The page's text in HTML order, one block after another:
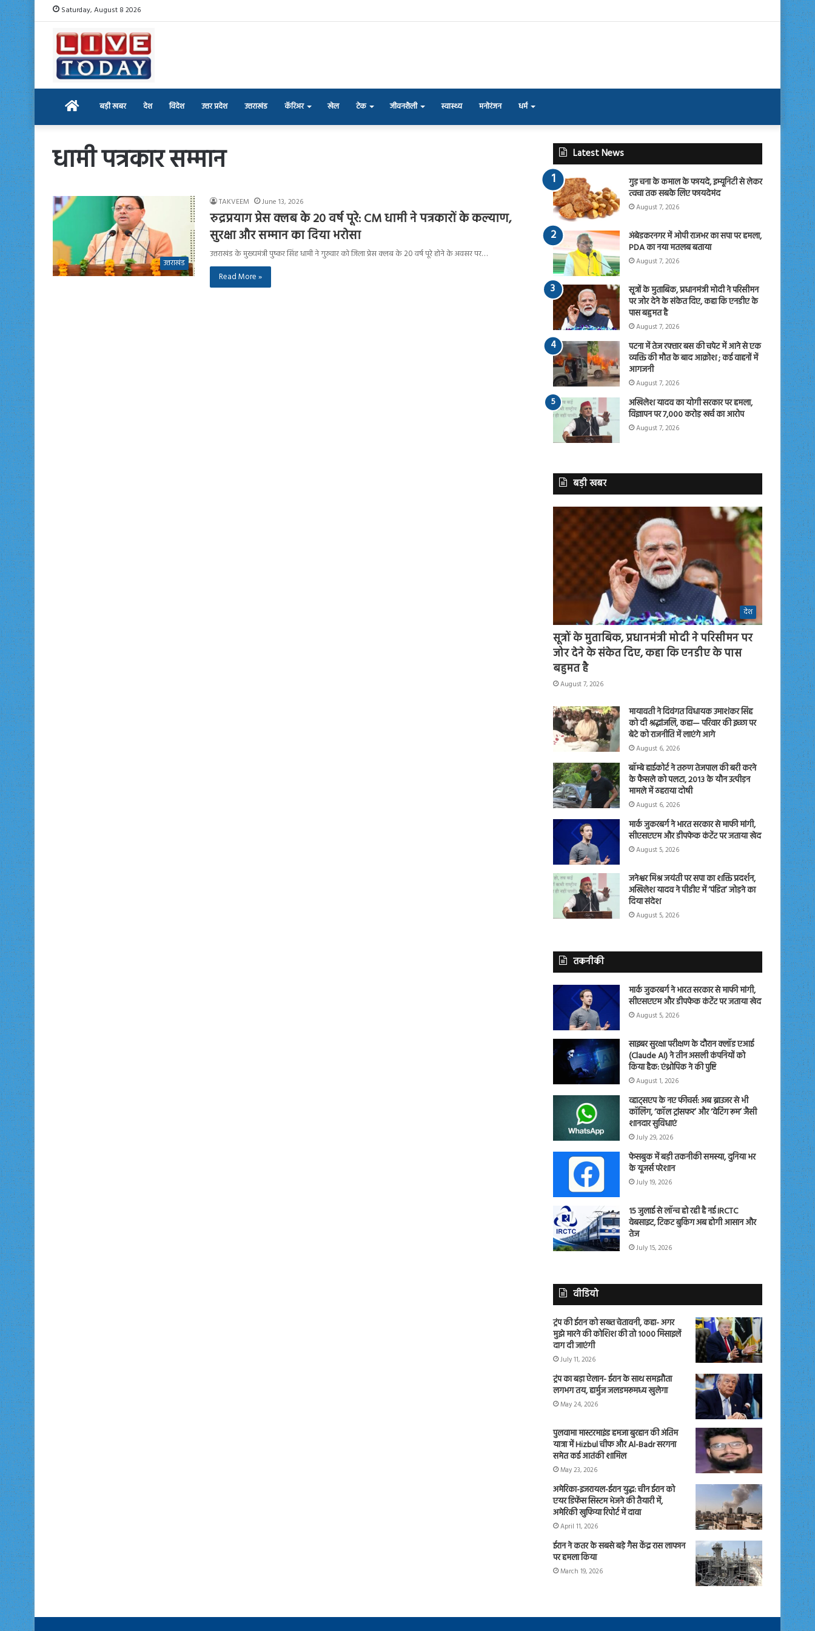
Saturday, August 8 2026
Home बड़ी खबर देश विदेश उत्तर प्रदेश उत्तराखंड कॅरिअर खेल टेक जीवनशैली स्वास्थ्य मनोरंजन धर्म
धामी पत्रकार सम्मान
उत्तराखंड
TAKVEEM June 13, 2026
रुद्रप्रयाग प्रेस क्लब के 20 वर्ष पूरे: CM धामी ने पत्रकारों के कल्याण,
सुरक्षा और सम्मान का दिया भरोसा
उत्तराखंड के मुख्यमंत्री पुष्कर सिंह धामी ने गुरुवार को जिला प्रेस क्लब के 20 वर्ष पूरे होने के अवसर पर…
Read More »
Latest News
गुड़ चना के कमाल के फायदे, इम्यूनिटी से लेकर
त्वचा तक सबके लिए फायदेमंद
August 7, 2026
अंबेडकरनगर में ओपी राजभर का सपा पर हमला,
PDA का नया मतलब बताया
August 7, 2026
सूत्रों के मुताबिक, प्रधानमंत्री मोदी ने परिसीमन
पर जोर देने के संकेत दिए, कहा कि एनडीए के
पास बहुमत है
August 7, 2026
पटना में तेज रफ्तार बस की चपेट में आने से एक
व्यक्ति की मौत के बाद आक्रोश ; कई वाहनों में
आगजनी
August 7, 2026
अखिलेश यादव का योगी सरकार पर हमला,
विज्ञापन पर 7,000 करोड़ खर्च का आरोप
August 7, 2026
बड़ी खबर
देश
सूत्रों के मुताबिक, प्रधानमंत्री मोदी ने परिसीमन पर
जोर देने के संकेत दिए, कहा कि एनडीए के पास
बहुमत है
August 7, 2026
मायावती ने दिवंगत विधायक उमाशंकर सिंह
को दी श्रद्धांजलि, कहा— परिवार की इच्छा पर
बेटे को राजनीति में लाएंगे आगे
August 6, 2026
बॉम्बे हाईकोर्ट ने तरुण तेजपाल की बरी करने
के फैसले को पलटा, 2013 के यौन उत्पीड़न
मामले में ठहराया दोषी
August 6, 2026
मार्क जुकरबर्ग ने भारत सरकार से माफी मांगी,
सीएसएएम और डीपफेक कंटेंट पर जताया खेद
August 5, 2026
जनेश्वर मिश्र जयंती पर सपा का शक्ति प्रदर्शन,
अखिलेश यादव ने पीडीए में ‘पंडित’ जोड़ने का
दिया संदेश
August 5, 2026
तकनीकी
मार्क जुकरबर्ग ने भारत सरकार से माफी मांगी,
सीएसएएम और डीपफेक कंटेंट पर जताया खेद
August 5, 2026
साइबर सुरक्षा परीक्षण के दौरान क्लॉड एआई
(Claude AI) ने तीन असली कंपनियों को
किया हैक: एंथ्रोपिक ने की पुष्टि
August 1, 2026
व्हाट्सएप के नए फीचर्स: अब ब्राउजर से भी
कॉलिंग, ‘कॉल ट्रांसफर’ और ‘वेटिंग रूम’ जैसी
शानदार सुविधाएं
July 29, 2026
फेसबुक में बड़ी तकनीकी समस्या, दुनिया भर
के यूजर्स परेशान
July 19, 2026
15 जुलाई से लॉन्च हो रही है नई IRCTC
वेबसाइट, टिकट बुकिंग अब होगी आसान और
तेज
July 15, 2026
वीडियो
ट्रंप की ईरान को सख्त चेतावनी, कहा- अगर
मुझे मारने की कोशिश की तो 1000 मिसाइलें
दाग दी जाएंगी
July 11, 2026
ट्रंप का बड़ा ऐलान- ईरान के साथ समझौता
लगभग तय, हार्मुज जलडमरूमध्य खुलेगा
May 24, 2026
पुलवामा मास्टरमाइंड हमजा बुरहान की अंतिम
यात्रा में Hizbul चीफ और Al-Badr सरगना
समेत कई आतंकी शामिल
May 23, 2026
अमेरिका-इजरायल-ईरान युद्ध: चीन ईरान को
एयर डिफेंस सिस्टम भेजने की तैयारी में,
अमेरिकी खुफिया रिपोर्ट में दावा
April 11, 2026
ईरान ने कतर के सबसे बड़े गैस केंद्र रास लाफान
पर हमला किया
March 19, 2026